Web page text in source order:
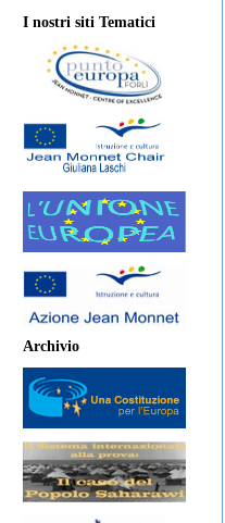
I nostri siti Tematici
Archivio